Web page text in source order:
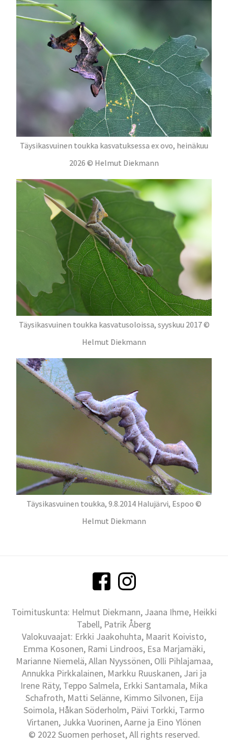
Täysikasvuinen toukka kasvatuksessa ex ovo, heinäkuu
2026 © Helmut Diekmann
Täysikasvuinen toukka kasvatusoloissa, syyskuu 2017 ©
Helmut Diekmann
Täysikasvuinen toukka, 9.8.2014 Halujärvi, Espoo ©
Helmut Diekmann
Toimituskunta: Helmut Diekmann, Jaana Ihme, Heikki
Tabell, Patrik Åberg
Valokuvaajat: Erkki Jaakohuhta, Maarit Koivisto,
Emma Kosonen, Rami Lindroos, Esa Marjamäki,
Marianne Niemelä, Allan Nyyssönen, Olli Pihlajamaa,
Annukka Pirkkalainen, Markku Ruuskanen, Jari ja
Irene Räty, Teppo Salmela, Erkki Santamala, Mika
Schafroth, Matti Selänne, Kimmo Silvonen, Eija
Soimola, Håkan Söderholm, Päivi Torkki, Tarmo
Virtanen, Jukka Vuorinen, Aarne ja Eino Ylönen
© 2022 Suomen perhoset, All rights reserved.